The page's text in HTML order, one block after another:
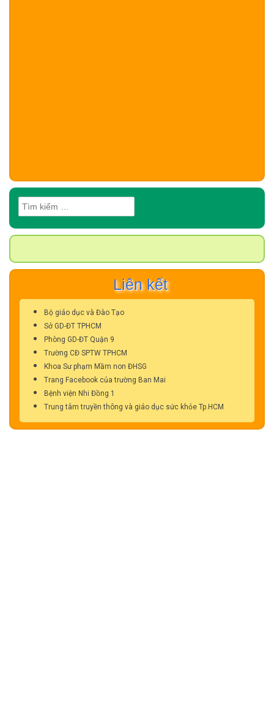
Tìm
kiếm
cho:
Liên kết
Bộ giáo dục và Đào Tạo
Sở GD-ĐT TPHCM
Phòng GD-ĐT Quận 9
Trường CĐ SPTW TPHCM
Khoa Sư phạm Mầm non ĐHSG
Trang Facebook của trường Ban Mai
Bệnh viện Nhi Đồng 1
Trung tâm truyền thông và giáo dục sức khỏe Tp.HCM